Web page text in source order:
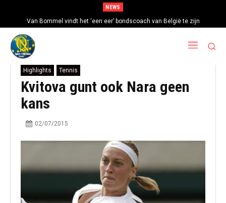
NEWS
Van Bommel vindt het ‘een eer’ bondscoach van België te zijn
Highlights Tennis
Kvitova gunt ook Nara geen
kans
02/07/2015